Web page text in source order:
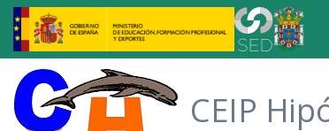
Saltar al contenido principal
CEIP